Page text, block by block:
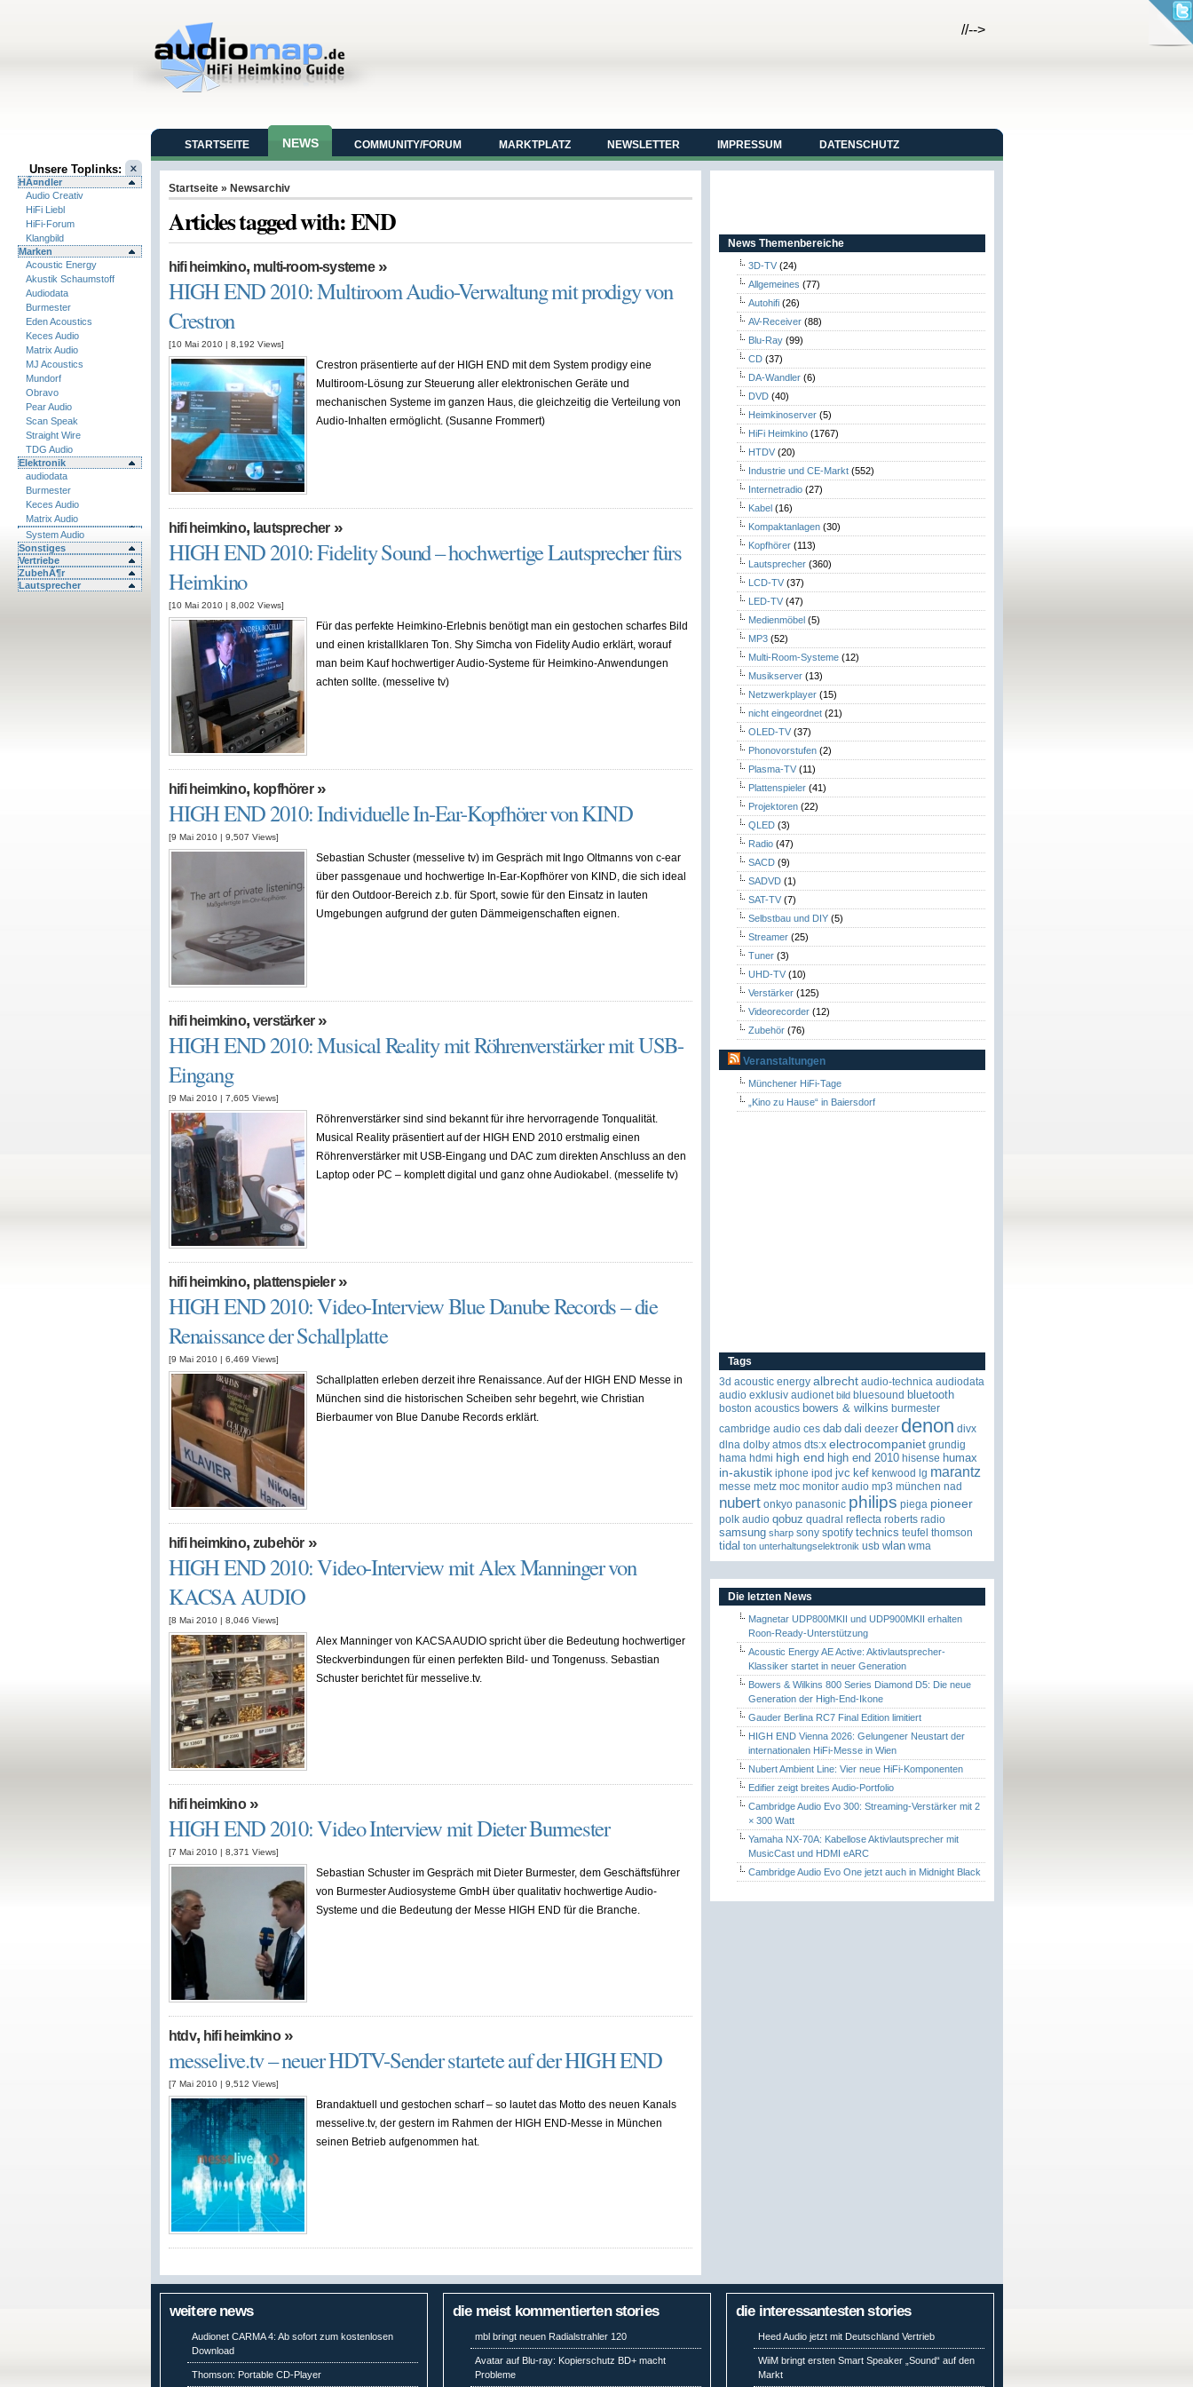
//-->
Unsere Toplinks:
HÃ¤ndler
Audio Creativ
HiFi Liebl
HiFi-Forum
Klangbild
Marken
Acoustic Energy
Akustik Schaumstoff
Audiodata
Burmester
Eden Acoustics
Keces Audio
Matrix Audio
MJ Acoustics
Mundorf
Obravo
Pear Audio
Scan Speak
Straight Wire
TDG Audio
Elektronik
audiodata
Burmester
Keces Audio
Matrix Audio
System Audio
Sonstiges
Vertriebe
ZubehÃ¶r
Lautsprecher
STARTSEITE NEWS COMMUNITY/FORUM MARKTPLATZ NEWSLETTER IMPRESSUM DATENSCHUTZ
Startseite » Newsarchiv
Articles tagged with: END
hifi heimkino, multi-room-systeme»
HIGH END 2010: Multiroom Audio-Verwaltung mit prodigy von
Crestron
[10 Mai 2010 | 8,192 Views]
Crestron präsentierte auf der HIGH END mit dem System prodigy eine
Multiroom-Lösung zur Steuerung aller elektronischen Geräte und
mechanischen Systeme im ganzen Haus, die gleichzeitig die Verteilung von
Audio-Inhalten ermöglicht. (Susanne Frommert)
hifi heimkino, lautsprecher»
HIGH END 2010: Fidelity Sound – hochwertige Lautsprecher fürs
Heimkino
[10 Mai 2010 | 8,002 Views]
Für das perfekte Heimkino-Erlebnis benötigt man ein gestochen scharfes Bild
und einen kristallklaren Ton. Shy Simcha von Fidelity Audio erklärt, worauf
man beim Kauf hochwertiger Audio-Systeme für Heimkino-Anwendungen
achten sollte. (messelive tv)
hifi heimkino, kopfhörer»
HIGH END 2010: Individuelle In-Ear-Kopfhörer von KIND
[9 Mai 2010 | 9,507 Views]
Sebastian Schuster (messelive tv) im Gespräch mit Ingo Oltmanns von c-ear
über passgenaue und hochwertige In-Ear-Kopfhörer von KIND, die sich ideal
für den Outdoor-Bereich z.b. für Sport, sowie für den Einsatz in lauten
Umgebungen aufgrund der guten Dämmeigenschaften eignen.
hifi heimkino, verstärker»
HIGH END 2010: Musical Reality mit Röhrenverstärker mit USB-
Eingang
[9 Mai 2010 | 7,605 Views]
Röhrenverstärker sind sind bekannt für ihre hervorragende Tonqualität.
Musical Reality präsentiert auf der HIGH END 2010 erstmalig einen
Röhrenverstärker mit USB-Eingang und DAC zum direkten Anschluss an den
Laptop oder PC – komplett digital und ganz ohne Audiokabel. (messelife tv)
hifi heimkino, plattenspieler»
HIGH END 2010: Video-Interview Blue Danube Records – die
Renaissance der Schallplatte
[9 Mai 2010 | 6,469 Views]
Schallplatten erleben derzeit ihre Renaissance. Auf der HIGH END Messe in
München sind die historischen Scheiben sehr begehrt, wie Christian
Bierbaumer von Blue Danube Records erklärt.
hifi heimkino, zubehör»
HIGH END 2010: Video-Interview mit Alex Manninger von
KACSA AUDIO
[8 Mai 2010 | 8,046 Views]
Alex Manninger von KACSA AUDIO spricht über die Bedeutung hochwertiger
Steckverbindungen für einen perfekten Bild- und Tongenuss. Sebastian
Schuster berichtet für messelive.tv.
hifi heimkino»
HIGH END 2010: Video Interview mit Dieter Burmester
[7 Mai 2010 | 8,371 Views]
Sebastian Schuster im Gespräch mit Dieter Burmester, dem Geschäftsführer
von Burmester Audiosysteme GmbH über qualitativ hochwertige Audio-
Systeme und die Bedeutung der Messe HIGH END für die Branche.
htdv, hifi heimkino»
messelive.tv – neuer HDTV-Sender startete auf der HIGH END
[7 Mai 2010 | 9,512 Views]
Brandaktuell und gestochen scharf – so lautet das Motto des neuen Kanals
messelive.tv, der gestern im Rahmen der HIGH END-Messe in München
seinen Betrieb aufgenommen hat.
News Themenbereiche
3D-TV (24)
Allgemeines (77)
Autohifi (26)
AV-Receiver (88)
Blu-Ray (99)
CD (37)
DA-Wandler (6)
DVD (40)
Heimkinoserver (5)
HiFi Heimkino (1767)
HTDV (20)
Industrie und CE-Markt (552)
Internetradio (27)
Kabel (16)
Kompaktanlagen (30)
Kopfhörer (113)
Lautsprecher (360)
LCD-TV (37)
LED-TV (47)
Medienmöbel (5)
MP3 (52)
Multi-Room-Systeme (12)
Musikserver (13)
Netzwerkplayer (15)
nicht eingeordnet (21)
OLED-TV (37)
Phonovorstufen (2)
Plasma-TV (11)
Plattenspieler (41)
Projektoren (22)
QLED (3)
Radio (47)
SACD (9)
SADVD (1)
SAT-TV (7)
Selbstbau und DIY (5)
Streamer (25)
Tuner (3)
UHD-TV (10)
Verstärker (125)
Videorecorder (12)
Zubehör (76)
Veranstaltungen
Münchener HiFi-Tage
„Kino zu Hause“ in Baiersdorf
Tags
3d acoustic energy albrecht audio-technica audiodata
audio exklusiv audionet bild bluesound bluetooth
boston acoustics bowers & wilkins burmester
cambridge audio ces dab dali deezer denon divx
dlna dolby atmos dts:x electrocompaniet grundig
hama hdmi high end high end 2010 hisense humax
in-akustik iphone ipod jvc kef kenwood lg marantz
messe metz moc monitor audio mp3 münchen nad
nubert onkyo panasonic philips piega pioneer
polk audio qobuz quadral reflecta roberts radio
samsung sharp sony spotify technics teufel thomson
tidal ton unterhaltungselektronik usb wlan wma
Die letzten News
Magnetar UDP800MKII und UDP900MKII erhalten
Roon-Ready-Unterstützung
Acoustic Energy AE Active: Aktivlautsprecher-
Klassiker startet in neuer Generation
Bowers & Wilkins 800 Series Diamond D5: Die neue
Generation der High-End-Ikone
Gauder Berlina RC7 Final Edition limitiert
HIGH END Vienna 2026: Gelungener Neustart der
internationalen HiFi-Messe in Wien
Nubert Ambient Line: Vier neue HiFi-Komponenten
Edifier zeigt breites Audio-Portfolio
Cambridge Audio Evo 300: Streaming-Verstärker mit 2
× 300 Watt
Yamaha NX-70A: Kabellose Aktivlautsprecher mit
MusicCast und HDMI eARC
Cambridge Audio Evo One jetzt auch in Midnight Black
weitere news
Audionet CARMA 4: Ab sofort zum kostenlosen
Download
Thomson: Portable CD-Player
die meist kommentierten stories
mbl bringt neuen Radialstrahler 120
Avatar auf Blu-ray: Kopierschutz BD+ macht
Probleme
die interessantesten stories
Heed Audio jetzt mit Deutschland Vertrieb
WiiM bringt ersten Smart Speaker „Sound“ auf den
Markt